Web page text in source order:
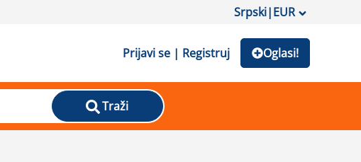
Srpski|EUR
Prijavi se | Registruj Oglasi!
Traži